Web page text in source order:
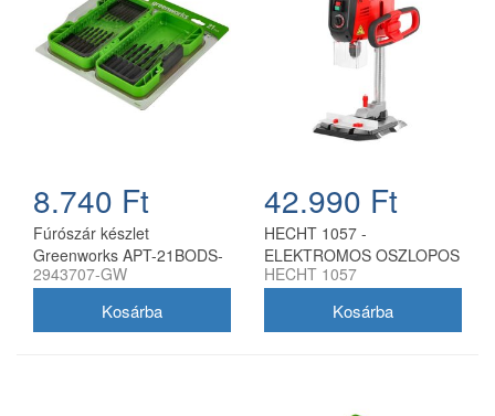
8.740 Ft
Fúrószár készlet
Greenworks APT-21BODS-
GW 21 darabos hss
2943707-GW
42.990 Ft
HECHT 1057 -
ELEKTROMOS OSZLOPOS
FÚRÓGÉP
HECHT 1057